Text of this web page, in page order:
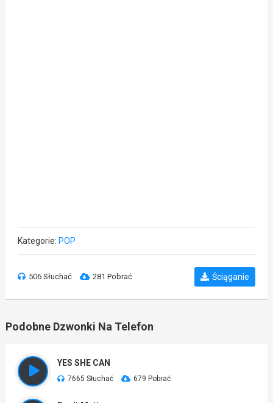
Kategorie: POP
506 Słuchać 281 Pobrać Ściąganie
Podobne Dzwonki Na Telefon
YES SHE CAN
7665 Słuchać 679 Pobrać